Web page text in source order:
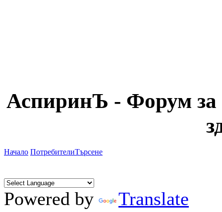
АспиринЪ - Форум за
Начало ПотребителиТърсене
Powered by Translate